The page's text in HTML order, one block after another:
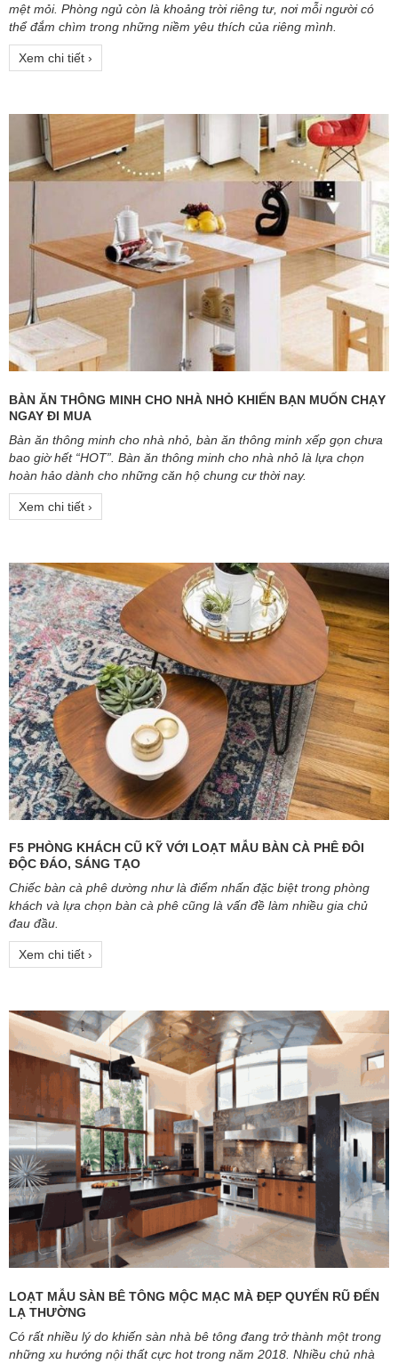
mệt mỏi. Phòng ngủ còn là khoảng trời riêng tư, nơi mỗi người có
thể đắm chìm trong những niềm yêu thích của riêng mình.
Xem chi tiết ›
BÀN ĂN THÔNG MINH CHO NHÀ NHỎ KHIẾN BẠN MUỐN CHẠY
NGAY ĐI MUA
Bàn ăn thông minh cho nhà nhỏ, bàn ăn thông minh xếp gọn chưa
bao giờ hết “HOT”. Bàn ăn thông minh cho nhà nhỏ là lựa chọn
hoàn hảo dành cho những căn hộ chung cư thời nay.
Xem chi tiết ›
F5 PHÒNG KHÁCH CŨ KỸ VỚI LOẠT MẪU BÀN CÀ PHÊ ĐÔI
ĐỘC ĐÁO, SÁNG TẠO
Chiếc bàn cà phê dường như là điểm nhấn đặc biệt trong phòng
khách và lựa chọn bàn cà phê cũng là vấn đề làm nhiều gia chủ
đau đầu.
Xem chi tiết ›
LOẠT MẪU SÀN BÊ TÔNG MỘC MẠC MÀ ĐẸP QUYẾN RŨ ĐẾN
LẠ THƯỜNG
Có rất nhiều lý do khiến sàn nhà bê tông đang trở thành một trong
những xu hướng nội thất cực hot trong năm 2018. Nhiều chủ nhà